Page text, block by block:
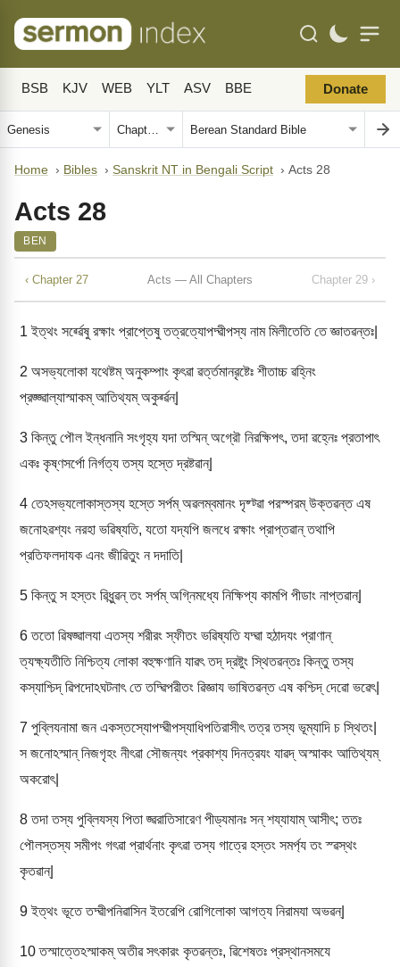
BSB KJV WEB YLT ASV BBE Donate
Home › Bibles › Sanskrit NT in Bengali Script › Acts 28
Acts 28
BEN
‹ Chapter 27 Acts — All Chapters Chapter 29 ›
1 ইত্থং সর্ৱ্ৱেষু রক্ষাং প্রাপ্তেষু তত্রত্যোপদ্ৱীপস্য নাম মিলীতেতি তে জ্ঞাতৱন্তঃ|
2 অসভ্যলোকা যথেষ্টম্ অনুকম্পাং কৃৎৱা ৱর্ত্তমানৱৃষ্টেঃ শীতাচ্চ ৱহ্নিং
প্রজ্জ্ৱাল্যাস্মাকম্ আতিথ্যম্ অকুর্ৱ্ৱন্|
3 কিন্তু পৌল ইন্ধনানি সংগৃহ্য যদা তস্মিন্ অগ্রৌ নিরক্ষিপৎ, তদা ৱহ্নেঃ প্রতাপাৎ
একঃ কৃষ্ণসর্পো নির্গত্য তস্য হস্তে দ্রষ্টৱান্|
4 তেঽসভ্যলোকাস্তস্য হস্তে সর্পম্ অৱলম্বমানং দৃষ্ট্ৱা পরস্পরম্ উক্তৱন্ত এষ
জনোঽৱশ্যং নরহা ভৱিষ্যতি, যতো যদ্যপি জলধে রক্ষাং প্রাপ্তৱান্ তথাপি
প্রতিফলদাযক এনং জীৱিতুং ন দদাতি|
5 কিন্তু স হস্তং ৱিধুন্ৱন্ তং সর্পম্ অগ্নিমধ্যে নিক্ষিপ্য কামপি পীডাং নাপ্তৱান্|
6ততো ৱিষজ্ৱালযা এতস্য শরীরং স্ফীতং ভৱিষ্যতি যদ্ৱা হঠাদযং প্রাণান্
ত্যক্ষ্যতীতি নিশ্চিত্য লোকা বহুক্ষণানি যাৱৎ তদ্ দ্রষ্টুং স্থিতৱন্তঃ কিন্তু তস্য
কস্যাশ্চিদ্ ৱিপদোঽঘটনাৎ তে তদ্ৱিপরীতং ৱিজ্ঞায ভাষিতৱন্ত এষ কশ্চিদ্ দেৱো ভৱেৎ|
7 পুব্লিযনামা জন একস্তস্যোপদ্ৱীপস্যাধিপতিরাসীৎ তত্র তস্য ভূম্যাদি চ স্থিতং|
স জনোঽস্মান্ নিজগৃহং নীৎৱা সৌজন্যং প্রকাশ্য দিনত্রযং যাৱদ্ অস্মাকং আতিথ্যম্
অকরোৎ|
8তদা তস্য পুব্লিযস্য পিতা জ্ৱরাতিসারেণ পীড্যমানঃ সন্ শয্যাযাম্ আসীৎ; ততঃ
পৌলস্তস্য সমীপং গৎৱা প্রার্থনাং কৃৎৱা তস্য গাত্রে হস্তং সমর্প্য তং স্ৱস্থং
কৃতৱান্|
9ইত্থং ভূতে তদ্ৱীপনিৱাসিন ইতরেপি রোগিলোকা আগত্য নিরামযা অভৱন্|
10তস্মাত্তেঽস্মাকম্ অতীৱ সৎকারং কৃতৱন্তঃ, ৱিশেষতঃ প্রস্থানসমযে